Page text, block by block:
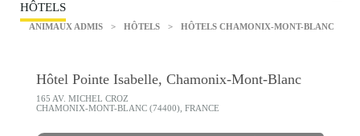
HÔTELS
ANIMAUX ADMIS > HÔTELS > HÔTELS CHAMONIX-MONT-BLANC
Hôtel Pointe Isabelle, Chamonix-Mont-Blanc
165 AV. MICHEL CROZ
CHAMONIX-MONT-BLANC (74400), FRANCE